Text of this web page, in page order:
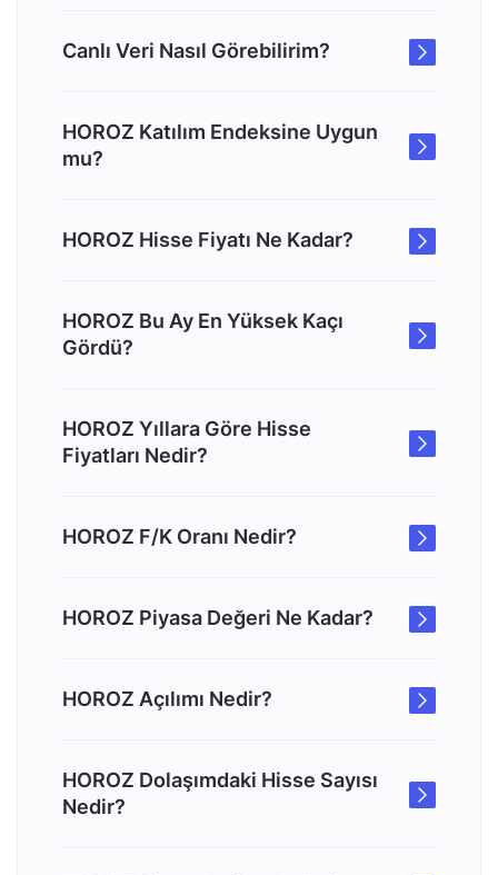
Canlı Veri Nasıl Görebilirim?
HOROZ Katılım Endeksine Uygun
mu?
HOROZ Hisse Fiyatı Ne Kadar?
HOROZ Bu Ay En Yüksek Kaçı
Gördü?
HOROZ Yıllara Göre Hisse
Fiyatları Nedir?
HOROZ F/K Oranı Nedir?
HOROZ Piyasa Değeri Ne Kadar?
HOROZ Açılımı Nedir?
HOROZ Dolaşımdaki Hisse Sayısı
Nedir?